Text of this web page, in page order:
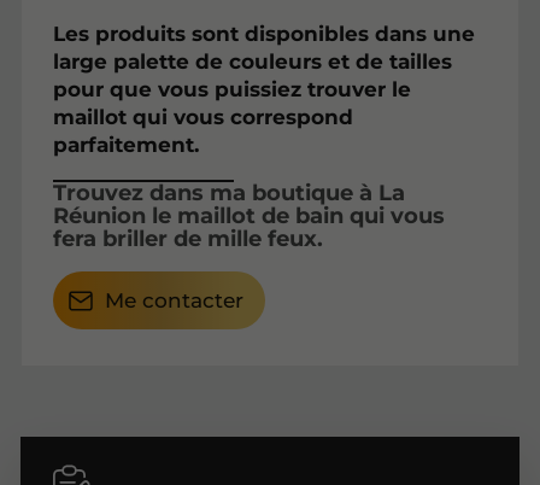
Les produits sont disponibles dans une
large palette de couleurs et de tailles
pour que vous puissiez trouver le
maillot qui vous correspond
parfaitement.
Trouvez dans ma boutique à La
Réunion le maillot de bain qui vous
fera briller de mille feux.
Me contacter